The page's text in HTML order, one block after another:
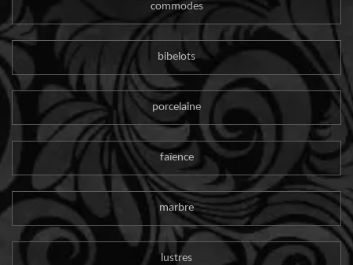
commodes
bibelots
porcelaine
faïence
marbre
lustres